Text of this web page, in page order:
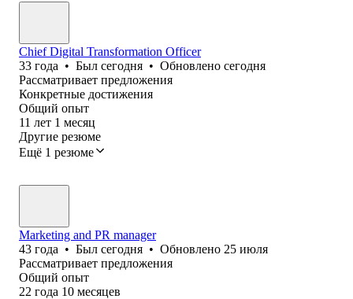
Chief Digital Transformation Officer
33 года • Был сегодня • Обновлено сегодня
Рассматривает предложения
Конкретные достижения
Общий опыт
11 лет 1 месяц
Другие резюме
Ещё 1 резюме
Marketing and PR manager
43 года • Был сегодня • Обновлено 25 июля
Рассматривает предложения
Общий опыт
22 года 10 месяцев